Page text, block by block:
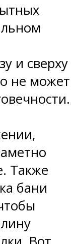
и сверху
не может
Также
бани